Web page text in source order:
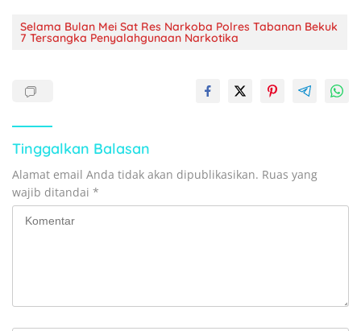
Selama Bulan Mei Sat Res Narkoba Polres Tabanan Bekuk
7 Tersangka Penyalahgunaan Narkotika
Tinggalkan Balasan
Alamat email Anda tidak akan dipublikasikan. Ruas yang
wajib ditandai *